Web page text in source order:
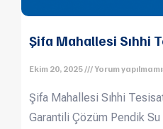
Şifa Mahallesi Sıhhi
Ekim 20, 2025 Yorum
Şifa Mahallesi Sıhhi
Garantili Çözüm Pendik